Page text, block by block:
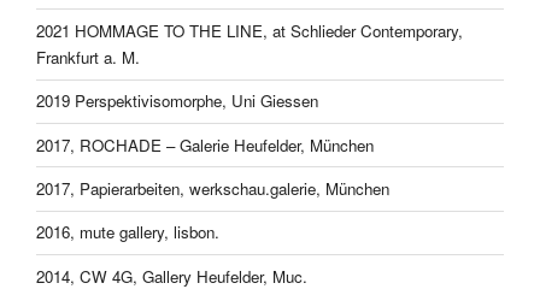
2021 HOMMAGE TO THE LINE, at Schlieder Contemporary,
Frankfurt a. M.
2019 Perspektivisomorphe, Uni Giessen
2017, ROCHADE – Galerie Heufelder, München
2017, Papierarbeiten, werkschau.galerie, München
2016, mute gallery, lisbon.
2014, CW 4G, Gallery Heufelder, Muc.